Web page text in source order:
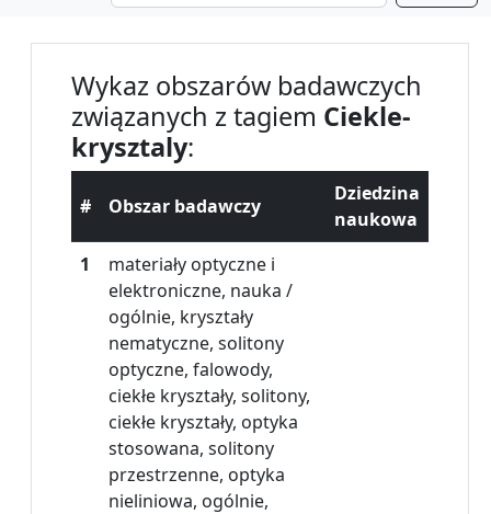
Wykaz obszarów badawczych
związanych z tagiem Ciekle-
krysztaly:
# Obszar badawczy
Dziedzina
naukowa
1
materiały optyczne i
elektroniczne, nauka /
ogólnie, kryształy
nematyczne, solitony
optyczne, falowody,
ciekłe kryształy, solitony,
ciekłe kryształy, optyka
stosowana, solitony
przestrzenne, optyka
nieliniowa, ogólnie,